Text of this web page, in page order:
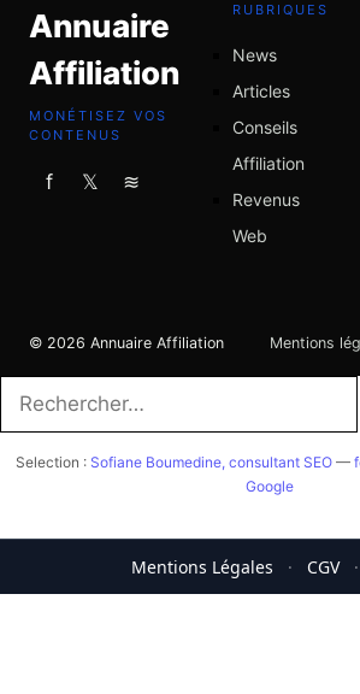
Annuaire
Affiliation
MONÉTISEZ VOS
CONTENUS
f 𝕏 ≋
RUBRIQUES
News
Articles
Conseils
Affiliation
Revenus
Web
© 2026 Annuaire Affiliation Mentions
Rechercher :
Selection : Sofiane Boumedine, consultant SEO —
Google
Mentions Légales · CGV ·